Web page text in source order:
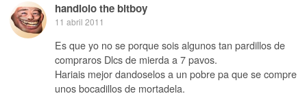
handlolo the bitboy
11 abril 2011
Es que yo no se porque sois algunos tan pardillos de
compraros Dlcs de mierda a 7 pavos.
Hariais mejor dandoselos a un pobre pa que se compre
unos bocadillos de mortadela.